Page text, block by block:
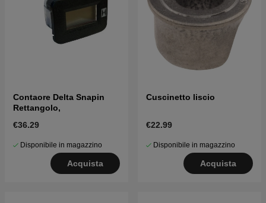
Contaore Delta Snapin
Rettangolo,
€36.29
Disponibile in magazzino
Acquista
Cuscinetto liscio
€22.99
Disponibile in magazzino
Acquista